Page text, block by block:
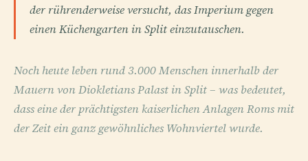
der rührenderweise versucht, das Imperium gegen
einen Küchengarten in Split einzutauschen.
Noch heute leben rund 3.000 Menschen innerhalb der
Mauern von Diokletians Palast in Split – was bedeutet,
dass eine der prächtigsten kaiserlichen Anlagen Roms mit
der Zeit ein ganz gewöhnliches Wohnviertel wurde.